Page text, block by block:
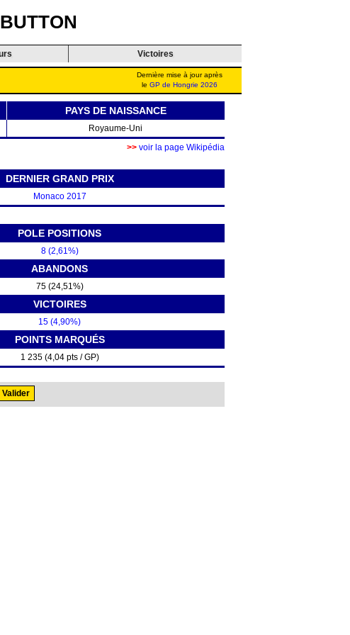
Victoires
Dernière mise à jour après
le GP de Hongrie 2026
PAYS DE NAISSANCE
Royaume-Uni
>> voir la page Wikipédia
DERNIER GRAND PRIX
Monaco 2017
POLE POSITIONS
8 (2,61%)
ABANDONS
75 (24,51%)
VICTOIRES
15 (4,90%)
POINTS MARQUÉS
1 235 (4,04 pts / GP)